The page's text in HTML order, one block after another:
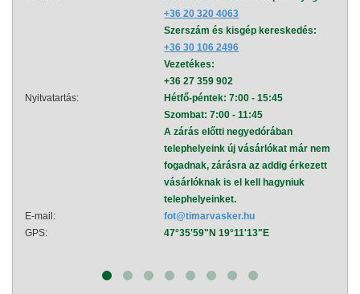
+36 20 320 4063
Szerszám és kisgép kereskedés:
+36 30 106 2496
Vezetékes:
+36 27 359 902
Nyitvatartás:
Hétfő-péntek: 7:00 - 15:45
Szombat: 7:00 - 11:45
A zárás előtti negyedórában
telephelyeink új vásárlókat már nem
fogadnak, zárásra az addig érkezett
vásárlóknak is el kell hagyniuk
telephelyeinket.
E-mail:
fot@timarvasker.hu
GPS:
47°35'59"N 19°11'13"E